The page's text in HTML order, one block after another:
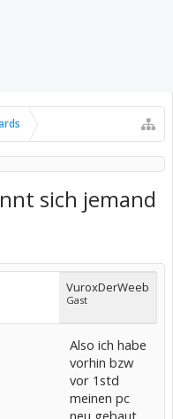
sich jemand
VuroxDerWeeb
Gast
Also ich habe
vorhin bzw
vor 1std
meinen pc
neu gebaut